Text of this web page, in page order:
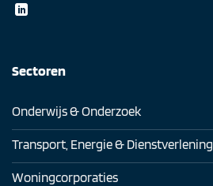
Sectoren
Onderwijs & Onderzoek
Transport, Energie & Dienstverlening
Woningcorporaties